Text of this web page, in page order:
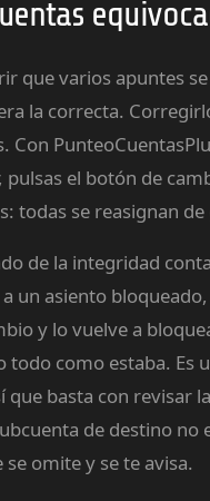
que varios apuntes
la correcta.
Con
el botón de
todas se reasignan de
de la integridad
un asiento
y lo vuelve a
todo como estaba. Es
que basta con revisar
de destino no
omite y se te avisa.